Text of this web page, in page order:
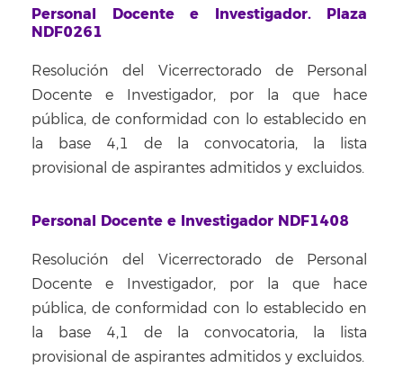
Personal Docente e Investigador. Plaza
NDF0261
Resolución del Vicerrectorado de Personal
Docente e Investigador, por la que hace
pública, de conformidad con lo establecido en
la base 4,1 de la convocatoria, la lista
provisional de aspirantes admitidos y excluidos.
Personal Docente e Investigador NDF1408
Resolución del Vicerrectorado de Personal
Docente e Investigador, por la que hace
pública, de conformidad con lo establecido en
la base 4,1 de la convocatoria, la lista
provisional de aspirantes admitidos y excluidos.